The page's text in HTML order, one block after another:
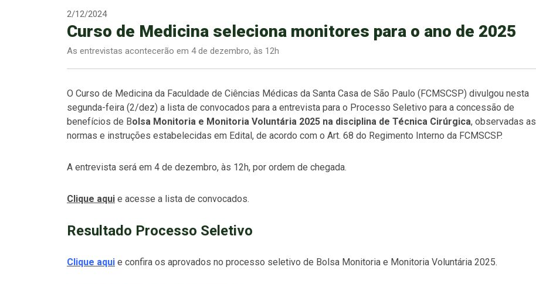
2/12/2024
Curso de Medicina seleciona monitores para o ano de 2025
As entrevistas acontecerão em 4 de dezembro, às 12h
O Curso de Medicina da Faculdade de Ciências Médicas da Santa Casa de São Paulo (FCMSCSP) divulgou nesta
segunda-feira (2/dez) a lista de convocados para a entrevista para o Processo Seletivo para a concessão de
benefícios de Bolsa Monitoria e Monitoria Voluntária 2025 na disciplina de Técnica Cirúrgica, observadas as
normas e instruções estabelecidas em Edital, de acordo com o Art. 68 do Regimento Interno da FCMSCSP.
A entrevista será em 4 de dezembro, às 12h, por ordem de chegada.
Clique aqui e acesse a lista de convocados.
Resultado Processo Seletivo
Clique aqui e confira os aprovados no processo seletivo de Bolsa Monitoria e Monitoria Voluntária 2025.